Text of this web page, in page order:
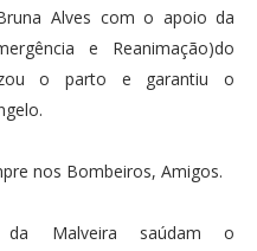
Alves com o apoio da
e Reanimação)do
o parto e garantiu o
nos Bombeiros, Amigos.
da Malveira saúdam o